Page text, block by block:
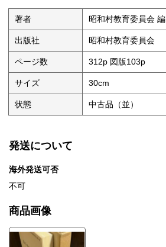
著者 昭和村教育委員会 編
出版社 昭和村教育委員会
ページ数 312p 図版103p
サイズ 30cm
状態 中古品（並）
発送について
海外発送可否
不可
商品画像